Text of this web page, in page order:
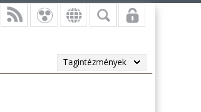
Tagintézmények